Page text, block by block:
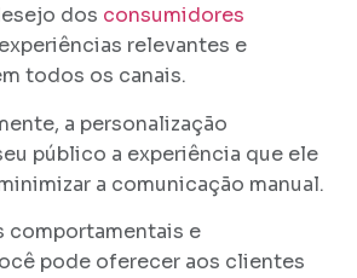
dos consumidores
relevantes e
todos os canais.
a personalização
público a experiência que ele
a comunicação manual.
comportamentais e
pode oferecer aos clientes